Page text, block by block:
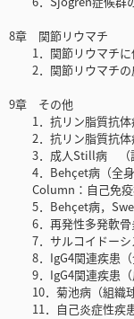
8章 関節リウマチ
1．関節リウマチに
2．関節リウマチの
9章 その他
1．抗リン脂質抗体
2．抗リン脂質抗体
3．成人Still病 （
4．Behçet病（全身
Column：自己免疫
5．Behçet病，
6．再発性多発軟骨
7．サルコイドーシ
8．IgG4関連疾患（
9．IgG4関連疾患（
10．菊池病（組織球
11．自己炎症性疾